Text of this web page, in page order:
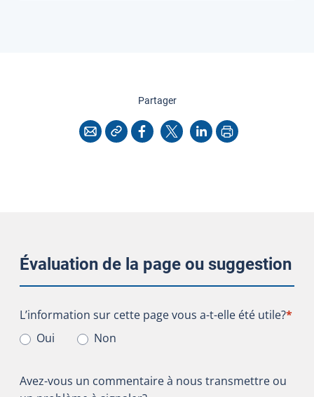
Partagercette page
CourrielCopier l'adresse
Facebook
X LinkedInImprimer
Évaluation de la page ou suggestion
L’information sur cette page vous a-t-elle été utile?
L’information sur cette page vous a-t-elle été utile?*
Oui
Non
Avez-vous un commentaire à nous transmettre ou